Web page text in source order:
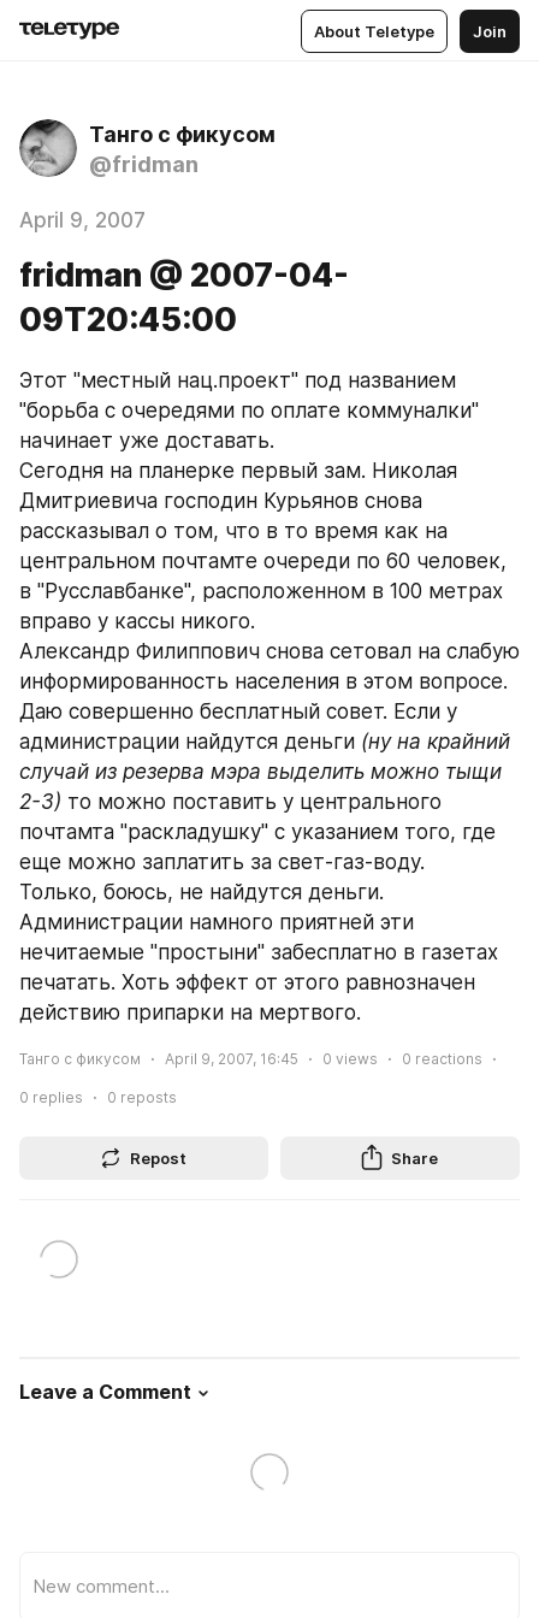
About Teletype Join
Танго с фикусом
@fridman
April 9, 2007
fridman @ 2007-04-
09T20:45:00
Этот "местный нац.проект" под названием
"борьба с очередями по оплате коммуналки"
начинает уже доставать.
Сегодня на планерке первый зам. Николая
Дмитриевича господин Курьянов снова
рассказывал о том, что в то время как на
центральном почтамте очереди по 60 человек,
в "Русславбанке", расположенном в 100 метрах
вправо у кассы никого.
Александр Филиппович снова сетовал на слабую
информированность населения в этом вопросе.
Даю совершенно бесплатный совет. Если у
администрации найдутся деньги (ну на крайний
случай из резерва мэра выделить можно тыщи
2-3) то можно поставить у центрального
почтамта "раскладушку" с указанием того, где
еще можно заплатить за свет-газ-воду.
Только, боюсь, не найдутся деньги.
Администрации намного приятней эти
нечитаемые "простыни" забесплатно в газетах
печатать. Хоть эффект от этого равнозначен
действию припарки на мертвого.
Танго с фикусом April 9, 2007, 16:45 0 views 0 reactions
0 replies 0 reposts
Repost Share
Leave a Comment